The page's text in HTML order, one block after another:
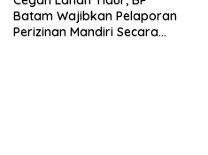
Batam Wajibkan Pelaporan
Perizinan Mandiri Secara